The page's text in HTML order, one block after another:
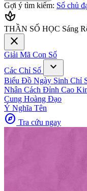
Gợi ý tìm kiếm: Số chủ
spa
THẦN SỐ HỌC Sáng
close
Giải Mã Con Số
Các Chỉ Số
expand_more
Biểu Đồ Ngày Sinh Chỉ
Nhân Cách Đỉnh Cao
Cung Hoàng Đạo
Ý Nghĩa Tên
explore Tra cứu ngay